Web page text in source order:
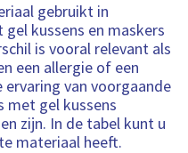
gebruikt in
kussens en maskers
is vooral relevant als
een allergie of een
van voorgaande
met gel kussens
zijn. In de tabel kunt u
materiaal heeft.